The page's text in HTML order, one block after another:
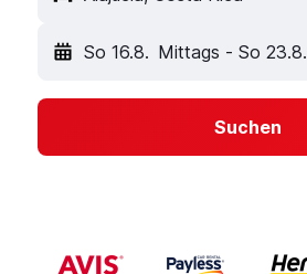
So 16.8. Mittags - So 23.8.
Suchen